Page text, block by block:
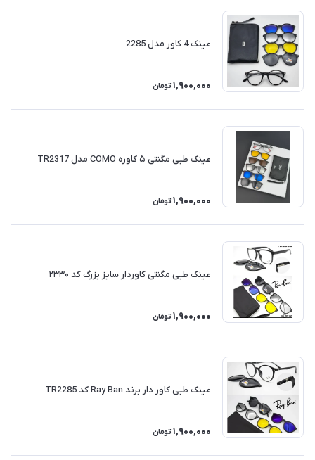
عینک 4 کاور مدل 2285
1,900,000 تومان
عینک طبی مگنتی ۵ کاوره COMO مدل TR2317
1,900,000 تومان
عینک طبی مگنتی کاوردار سایز بزرگ کد ۲۳۳۰
1,900,000 تومان
عینک طبی کاور دار برند Ray Ban کد TR2285
1,900,000 تومان